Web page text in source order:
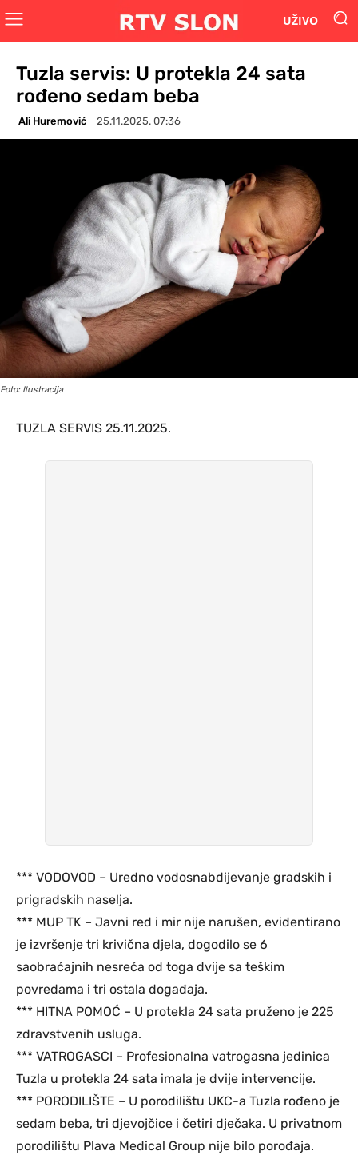
UŽIVO
Tuzla servis: U protekla 24 sata
rođeno sedam beba
Ali Huremović 25.11.2025. 07:36
Foto: Ilustracija
TUZLA SERVIS 25.11.2025.
*** VODOVOD – Uredno vodosnabdijevanje gradskih i
prigradskih naselja.
*** MUP TK – Javni red i mir nije narušen, evidentirano
je izvršenje tri krivična djela, dogodilo se 6
saobraćajnih nesreća od toga dvije sa teškim
povredama i tri ostala događaja.
*** HITNA POMOĆ – U protekla 24 sata pruženo je 225
zdravstvenih usluga.
*** VATROGASCI – Profesionalna vatrogasna jedinica
Tuzla u protekla 24 sata imala je dvije intervencije.
*** PORODILIŠTE – U porodilištu UKC-a Tuzla rođeno je
sedam beba, tri djevojčice i četiri dječaka. U privatnom
porodilištu Plava Medical Group nije bilo porođaja.